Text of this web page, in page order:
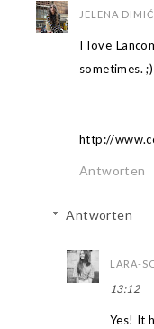
JELENA DIMIĆ
I love
sometimes. ;)
http://
Antworten
Antworten
LARA-
13:12
Yes! It